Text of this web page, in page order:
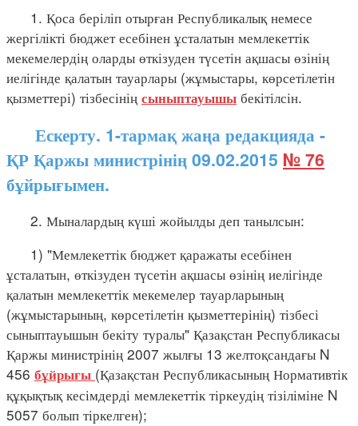
1. Қоса беріліп отырған Республикалық немесе
жергілікті бюджет есебінен ұсталатын мемлекеттік
мекемелердің оларды өткізуден түсетін ақшасы өзінің
иелігінде қалатын тауарлары (жұмыстары, көрсетілетін
қызметтері) тізбесінің сыныптауышы бекітілсін.
Ескерту. 1-тармақ жаңа редакцияда -
ҚР Қаржы министрінің 09.02.2015 № 76
бұйрығымен.
2. Мыналардың күші жойылды деп танылсын:
1) "Мемлекеттік бюджет қаражаты есебінен
ұсталатын, өткізуден түсетін ақшасы өзінің иелігінде
қалатын мемлекеттік мекемелер тауарларының
(жұмыстарының, көрсетілетін қызметтерінің) тізбесі
сыныптауышын бекіту туралы" Қазақстан Республикасы
Қаржы министрінің 2007 жылғы 13 желтоқсандағы N
456 бұйрығы (Қазақстан Республикасының Нормативтік
құқықтық кесімдерді мемлекеттік тіркеудің тізіліміне N
5057 болып тіркелген);